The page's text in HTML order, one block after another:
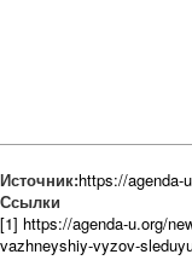
Источник:https://agenda-
Ссылки
[1] https://agenda-u.org/
vazhneyshiy-vyzov-